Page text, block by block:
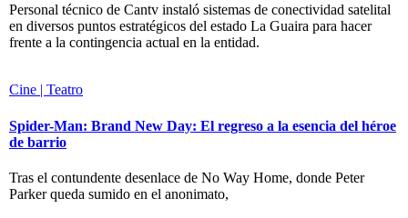
Personal técnico de Cantv instaló sistemas de conectividad satelital
en diversos puntos estratégicos del estado La Guaira para hacer
frente a la contingencia actual en la entidad.
Cine | Teatro
Spider-Man: Brand New Day: El regreso a la esencia del héroe
de barrio
Tras el contundente desenlace de No Way Home, donde Peter
Parker queda sumido en el anonimato,